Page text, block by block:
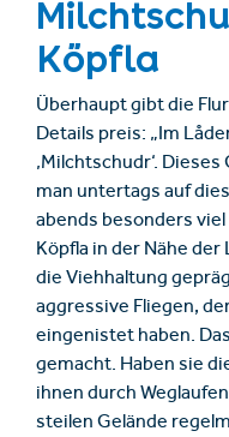
Köpfla
Überhaupt gibt die
Details preis: „Im
‚Milchtschudr‘.
man untertags auf
abends besonders viel
Köpfla in der Nähe
die Viehhaltung
aggressive Fliegen,
eingenistet haben.
gemacht. Haben sie
ihnen durch
steilen Gelände